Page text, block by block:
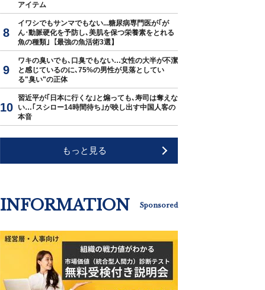
アイテム
イワシでもサンマでもない...糖尿病専門医が｢が
ん･動脈硬化を予防し､美肌を保つ栄養素をとれる
魚の種類｣【最強の魚活術3選】
ワキの臭いでも､口臭でもない…女性の大半が不潔
と感じているのに､75%の男性が見落としてい
る"臭い"の正体
習近平が｢日本に行くな｣と煽っても､寿司は奪えな
い…｢スシロー14時間待ち｣が映し出す中国人客の
本音
もっと見る
INFORMATION Sponsored